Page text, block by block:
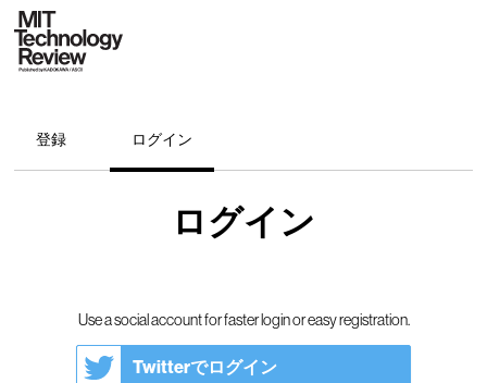
登録 ログイン
ログイン
Use a social account for faster login or easy registration.
Twitterでログイン